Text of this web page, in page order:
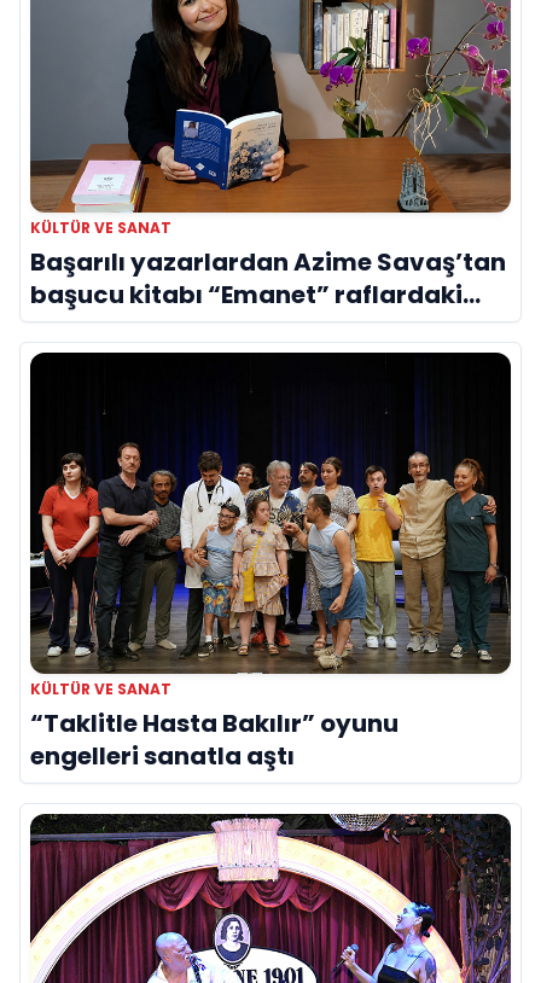
KÜLTÜR VE SANAT
Başarılı yazarlardan Azime Savaş’tan
başucu kitabı “Emanet” raflardaki
yerini aldı
KÜLTÜR VE SANAT
“Taklitle Hasta Bakılır” oyunu
engelleri sanatla aştı